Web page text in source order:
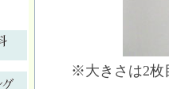
※大きさは2枚